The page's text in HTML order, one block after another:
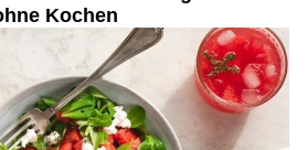
Kochen